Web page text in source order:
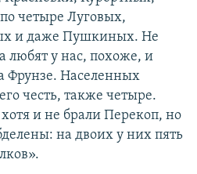
четыре Луговых,
и даже Пушкиных. Не
любят у нас, похоже, и
Фрунзе. Населенных
честь, также четыре.
и не брали Перекоп, но
на двоих у них пять